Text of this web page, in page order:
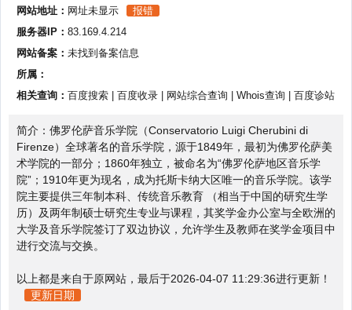
网站地址： 网址未显示
报错
服务器IP： 83.169.4.214
网站备案： 未找到备案信息
所属：
相关查询： 百度搜索 百度收录 网站综合查询 Whois查询 百度诊站
简介：佛罗伦萨音乐学院（Conservatorio Luigi Cherubini di
Firenze）全球著名的音乐学院，源于1849年，最初为佛罗伦萨美
术学院的一部分；1860年独立，被命名为“佛罗伦萨地区音乐学
院”；1910年更为现名，成为托斯卡纳大区唯一的音乐学院。该学
院主要提供三年制本科、传统音乐教育 （相当于中国的研究生学
历）及两年制硕士研究生专业与课程，其奖学金办公室与全欧洲的
大学及音乐学院签订了双边协议，允许学生及教师在奖学金项目中
进行交流与交换。
以上都是来自于原网站，最后于2026-04-07 11:29:36进行更新！
更新日期